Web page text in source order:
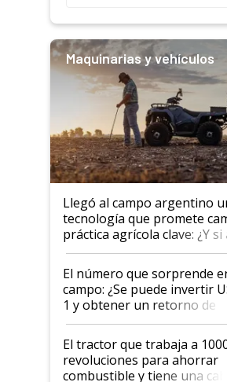
Maquinarias y vehículos
Llegó al campo argentino
tecnología que promete
práctica agrícola clave: ¿Y si
el suelo fuera tan simple
apretar un botón?
El número que sorprende
campo: ¿Se puede invertir
1 y obtener un retorno de
hasta US$ 10 en
El tractor que trabaja a
revoluciones para ahorrar
combustible y tiene una